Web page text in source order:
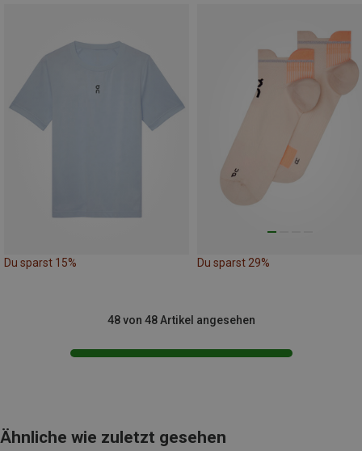
Du sparst 15% Du sparst 29%
48 von 48 Artikel angesehen
Ähnliche wie zuletzt gesehen